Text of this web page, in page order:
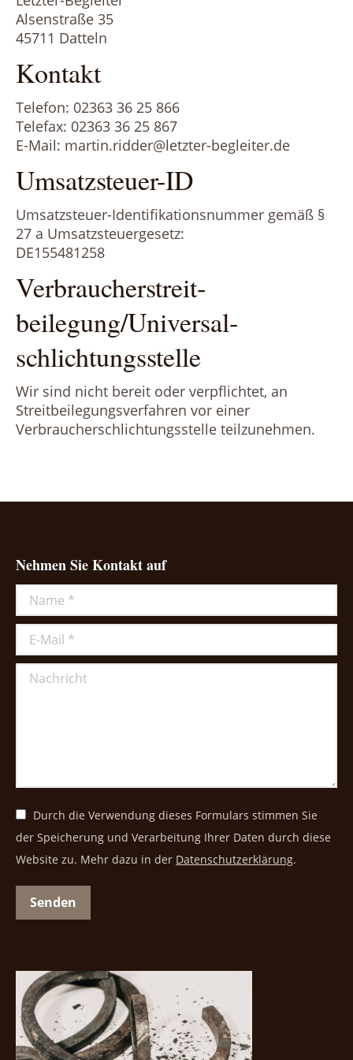
Alsenstraße 35
45711 Datteln
Kontakt
Telefon: 02363 36 25 866
Telefax: 02363 36 25 867
E-Mail: martin.ridder@letzter-begleiter.de
Umsatzsteuer-ID
Umsatzsteuer-Identifikationsnummer gemäß §
27 a Umsatzsteuergesetz:
DE155481258
Verbraucher­streit­
beilegung/Universal­
schlichtungs­stelle
Wir sind nicht bereit oder verpflichtet, an
Streitbeilegungsverfahren vor einer
Verbraucherschlichtungsstelle teilzunehmen.
Nehmen Sie Kontakt auf
Name *
E-Mail *
Nachricht
Durch die Verwendung dieses Formulars stimmen Sie
der Speicherung und Verarbeitung Ihrer Daten durch diese
Website zu. Mehr dazu in der Datenschutzerklärung.
Senden